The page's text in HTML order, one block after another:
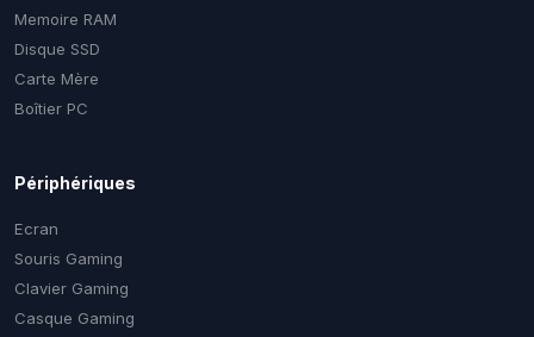
Memoire RAM
Disque SSD
Carte Mère
Boîtier PC
Périphériques
Ecran
Souris Gaming
Clavier Gaming
Casque Gaming